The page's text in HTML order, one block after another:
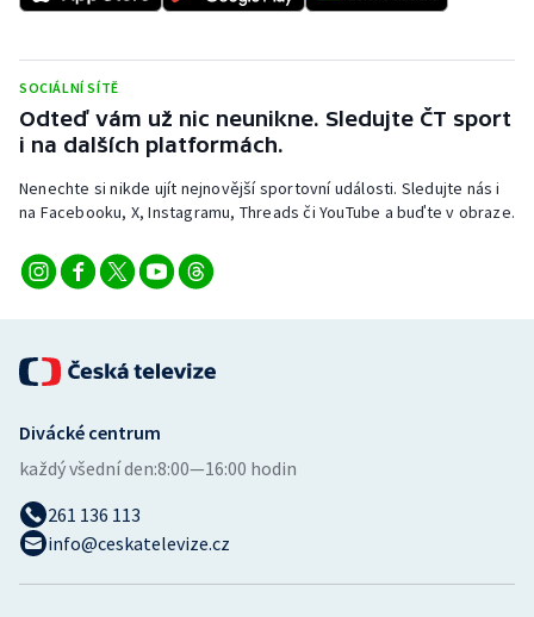
Stolní tenis
Triatlon
Veslování
Vodní slalom
Volejbal
Ostatní
SOCIÁLNÍ SÍTĚ
Odteď vám už nic neunikne. Sledujte ČT sport
i na dalších platformách.
Nenechte si nikde ujít nejnovější sportovní události. Sledujte nás i
na Facebooku, X, Instagramu, Threads či YouTube a buďte v obraze.
Divácké centrum
každý všední den:8:00—16:00 hodin
261 136 113
info@ceskatelevize.cz